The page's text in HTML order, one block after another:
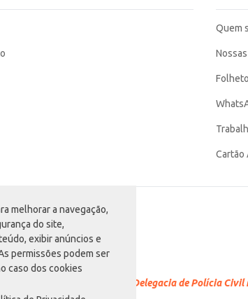
melhorar a navegação,
do site,
exibir anúncios e
permissões podem ser
caso dos cookies
Quem
Cartão
Disque 100 ou procure a Delegacia de Polícia